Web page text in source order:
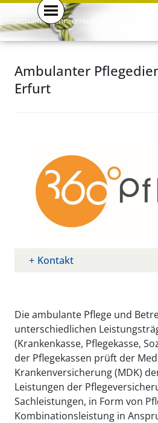
gemeinsam . mehr . erreichen .
Ambulanter
Erfurt
Kontakt
Die ambulante Pflege und
unterschiedlichen
(Krankenkasse, Pflegekasse,
der Pflegekassen prüft der
Krankenversicherung (MDK)
Leistungen der
Sachleistungen, in Form von
Kombinationsleistung in